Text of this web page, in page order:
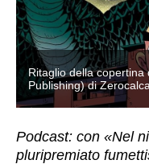
Ritaglio della
Publishing) di
Podcast: con «Nel
pluripremiato